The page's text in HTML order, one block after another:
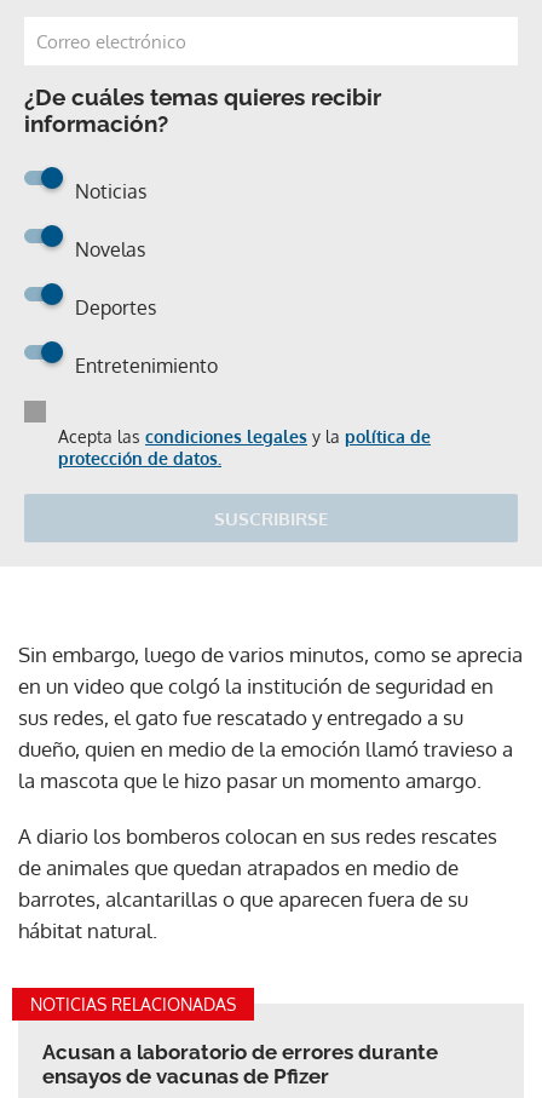
¿De cuáles temas quieres recibir
información?
Noticias
Novelas
Deportes
Entretenimiento
Acepta las condiciones legales y la política de
protección de datos.
SUSCRIBIRSE
Sin embargo, luego de varios minutos, como se aprecia
en un video que colgó la institución de seguridad en
sus redes, el gato fue rescatado y entregado a su
dueño, quien en medio de la emoción llamó travieso a
la mascota que le hizo pasar un momento amargo.
A diario los bomberos colocan en sus redes rescates
de animales que quedan atrapados en medio de
barrotes, alcantarillas o que aparecen fuera de su
hábitat natural.
NOTICIAS RELACIONADAS
Acusan a laboratorio de errores durante
ensayos de vacunas de Pfizer